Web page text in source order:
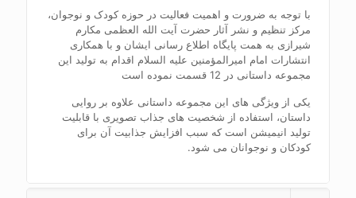
با توجه به ضرورت و اهمیت فعالیت در حوزه کودک و نوجوان،
مرکز تنظیم و نشر آثار حضرت آیت الله العظمی مکارم
شیرازی به همت پایگاه اطلاع رسانی ایشان و با همکاری
انتشارات امام امیرالمؤمنین علیه السلام اقدام به تولید این
مجموعه داستانی در 12 قسمت نموده است
یکی از ویژگی های این مجموعه داستانی علاوه بر روایی
داستان، استفاده از شخصیت های جذاب تصویری با قابلیت
تولید انیمیشن است که سبب افزایش جذابیت آن برای
کودکان و نوجوانان می شود.